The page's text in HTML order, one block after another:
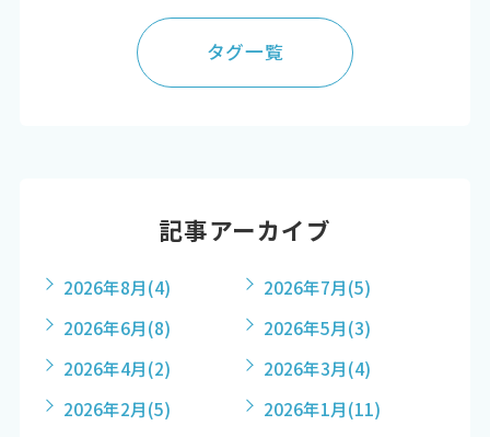
タグ一覧
記事アーカイブ
2026年8月(4) 2026年7月(5)
2026年6月(8) 2026年5月(3)
2026年4月(2) 2026年3月(4)
2026年2月(5) 2026年1月(11)